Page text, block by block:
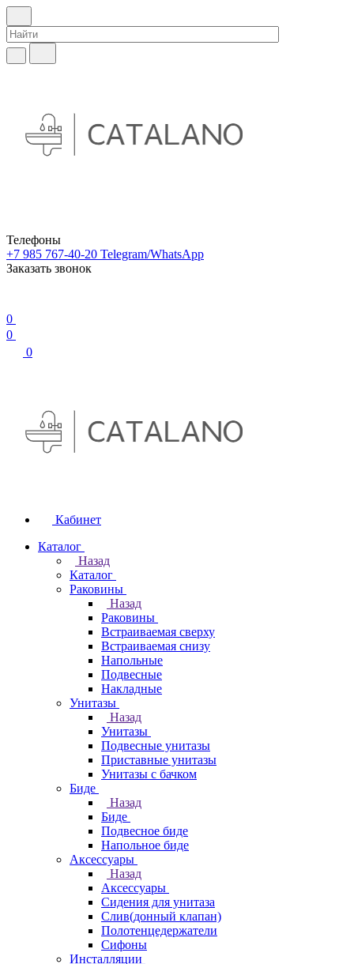
Телефоны
+7 985 767-40-20 Telegram/WhatsApp
Заказать звонок
0
0
0
Кабинет
Каталог
Назад
Каталог
Раковины
Назад
Раковины
Встраиваемая сверху
Встраиваемая снизу
Напольные
Подвесные
Накладные
Унитазы
Назад
Унитазы
Подвесные унитазы
Приставные унитазы
Унитазы с бачком
Биде
Назад
Биде
Подвесное биде
Напольное биде
Аксессуары
Назад
Аксессуары
Сидения для унитаза
Слив(донный клапан)
Полотенцедержатели
Сифоны
Инсталляции